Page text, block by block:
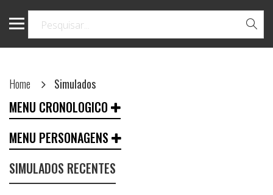
Home Simulados
MENU CRONOLOGICO
MENU PERSONAGENS
SIMULADOS RECENTES